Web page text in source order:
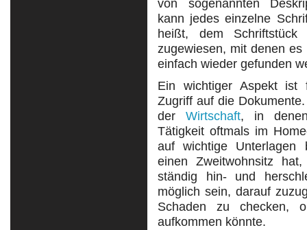
von sogenannten
kann jedes einzelne
heißt, dem Schriftstück
zugewiesen, mit denen
einfach wieder gefunden
Ein wichtiger Aspekt ist
Zugriff auf die
der Wirtschaft, in
Tätigkeit oftmals im
auf wichtige Unterlagen
einen Zweitwohnsitz
ständig hin- und
möglich sein, darauf
Schaden zu checken,
aufkommen könnte.